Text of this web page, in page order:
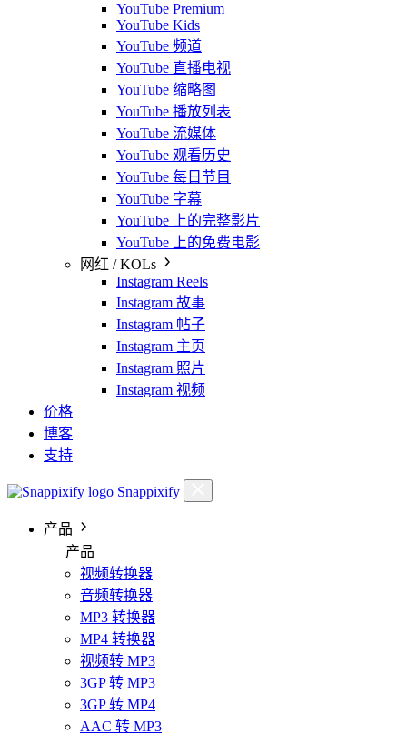
YouTube Premium
YouTube Kids
YouTube 频道
YouTube 直播电视
YouTube 缩略图
YouTube 播放列表
YouTube 流媒体
YouTube 观看历史
YouTube 每日节目
YouTube 字幕
YouTube 上的完整影片
YouTube 上的免费电影
网红 / KOLs
Instagram Reels
Instagram 故事
Instagram 帖子
Instagram 主页
Instagram 照片
Instagram 视频
价格
博客
支持
Snappixify
产品
产品
视频转换器
音频转换器
MP3 转换器
MP4 转换器
视频转 MP3
3GP 转 MP3
3GP 转 MP4
AAC 转 MP3